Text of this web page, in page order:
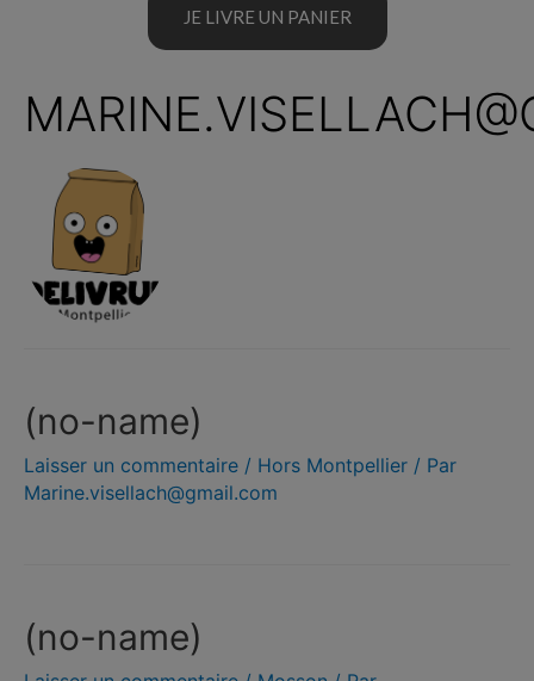
JE LIVRE UN PANIER
(no-name)
Laisser un commentaire / Hors Montpellier / Par
Marine.visellach@gmail.com
(no-name)